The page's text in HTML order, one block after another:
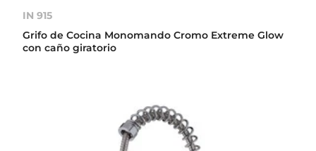
IN 915
Grifo de Cocina Monomando Cromo Extreme Glow
con caño giratorio